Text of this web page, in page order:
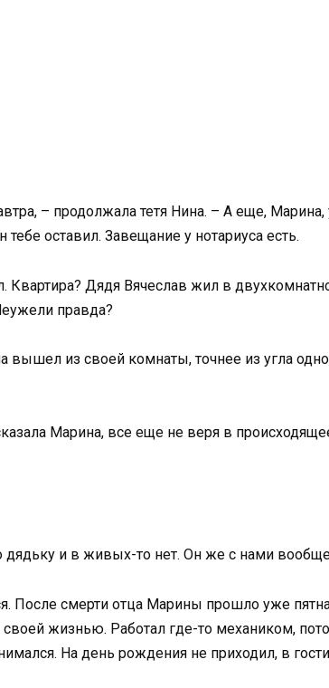
– продолжала тетя Нина. – А еще, Марина,
оставил. Завещание у нотариуса есть.
Квартира? Дядя Вячеслав жил в
правда?
вышел из своей комнаты, точнее из угла
Марина, все еще не веря в
дядьку и в живых-то нет. Он же с нами
После смерти отца Марины прошло уже
жизнью. Работал где-то механиком,
На день рождения не приходил, в